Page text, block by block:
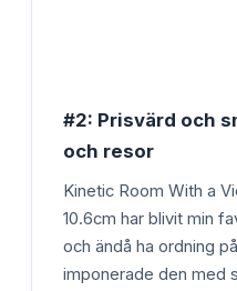
#2: Prisvärd och
och resor
Kinetic Room With a
10.6cm har blivit min
och ändå ha ordning
imponerade den med